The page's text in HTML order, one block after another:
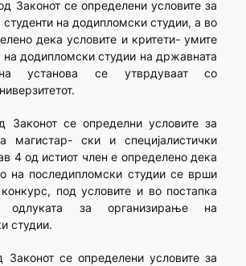
Законот се определени условите за
на додипломски студии, а во
дека условите и критети- умите
додипломски студии на државната
установа се утврдуваат со
Законот се определни условите за
магистар- ски и специјалистички
4 од истиот член е определено дека
на последипломски студии се врши
под условите и во постапка
одлуката за организирање на
студии.
Законот се определени условите за